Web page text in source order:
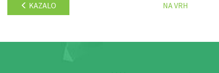
KAZALO NA VRH